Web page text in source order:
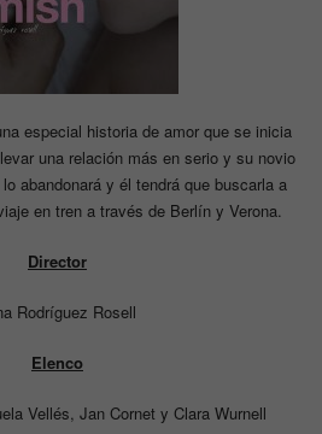
especial historia de amor que se inicia
una relación más en serio y su novio
abandonará y él tendrá que buscarla a
en tren a través de Berlín y Verona.
Director
Rodríguez Rosell
Elenco
Vellés, Jan Cornet y Clara Wurnell